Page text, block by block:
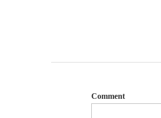
Comment